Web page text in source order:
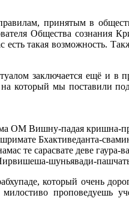
принятым в
Общества сознания
есть такая возможность.
заключается ещё и в
на который мы поставили
ОМ Вишну-падая кришна-
шримате Бхактиведанта-
те сарасвате деве гаура-
шуньявади-
который очень
проповедуешь